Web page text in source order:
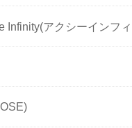
Infinity(アクシーインフィ